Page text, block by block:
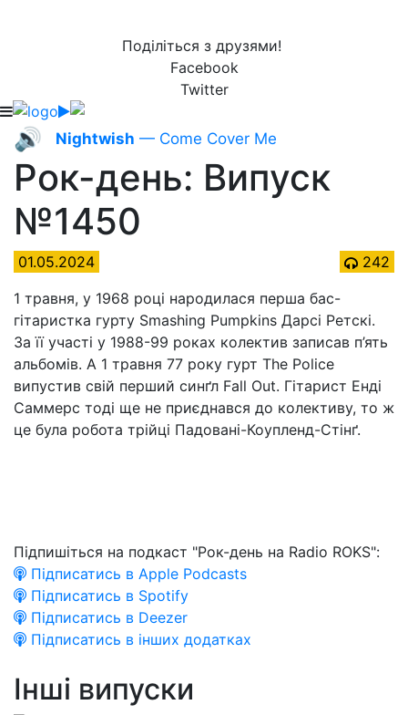
Поділіться з друзями!
Facebook
Twitter
🔊 Nightwish — Come Cover Me
Рок-день: Випуск
№1450
01.05.2024
242
1 травня, у 1968 році народилася перша бас-
гітаристка гурту Smashing Pumpkins Дарсі Ретскі.
За її участі у 1988-99 роках колектив записав п’ять
альбомів. А 1 травня 77 року гурт The Police
випустив свій перший синґл Fall Out. Гітарист Енді
Саммерс тоді ще не приєднався до колективу, то ж
це була робота трійці Падовані-Коупленд-Стінґ.
Підпишіться на подкаст "Рок-день на Radio ROKS":
Підписатись в Apple Podcasts
Підписатись в Spotify
Підписатись в Deezer
Підписатись в інших додатках
Інші випуски